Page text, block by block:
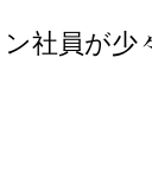
社員が少